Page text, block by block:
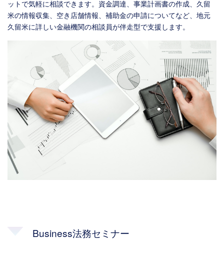
ットで気軽に相談できます。資金調達、事業計画書の作成、久留
米の情報収集、空き店舗情報、補助金の申請についてなど、地元
久留米に詳しい金融機関の相談員が伴走型で支援します。
Business法務セミナー